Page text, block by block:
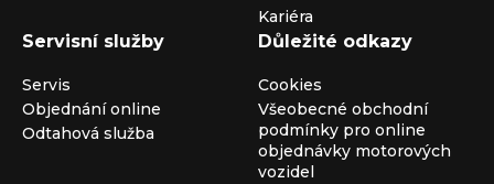
Kariéra
Servisní služby
Servis
Objednání online
Odtahová služba
Důležité odkazy
Cookies
Všeobecné obchodní
podmínky pro online
objednávky motorových
vozidel